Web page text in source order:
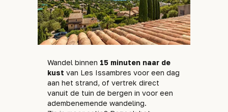
Wandel binnen 15 minuten naar de
kust van Les Issambres voor een dag
aan het strand, of vertrek direct
vanuit de tuin de bergen in voor een
adembenemende wandeling.